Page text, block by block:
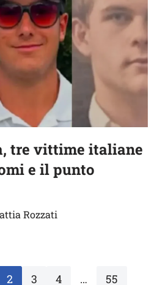
tre vittime italiane
e il punto
Rozzati
2 3 4 … 55